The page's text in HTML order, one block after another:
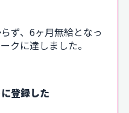
ず、6ヶ月無給となっ
クに達しました。
登録した